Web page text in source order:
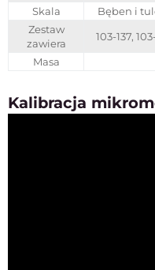
Skala
Bęben i
Zestaw
zawiera
103-137,
Masa
Kalibracja